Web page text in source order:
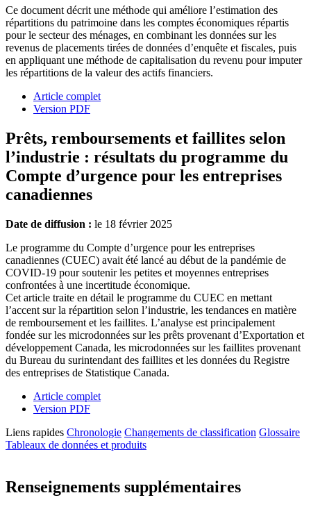
Ce document décrit une méthode qui améliore l’estimation des
répartitions du patrimoine dans les comptes économiques répartis
pour le secteur des ménages, en combinant les données sur les
revenus de placements tirées de données d’enquête et fiscales, puis
en appliquant une méthode de capitalisation du revenu pour imputer
les répartitions de la valeur des actifs financiers.
Article complet
Version PDF
Prêts, remboursements et faillites selon
l’industrie : résultats du programme du
Compte d’urgence pour les entreprises
canadiennes
Date de diffusion : le 18 février 2025
Le programme du Compte d’urgence pour les entreprises
canadiennes (CUEC) avait été lancé au début de la pandémie de
COVID-19 pour soutenir les petites et moyennes entreprises
confrontées à une incertitude économique.
Cet article traite en détail le programme du CUEC en mettant
l’accent sur la répartition selon l’industrie, les tendances en matière
de remboursement et les faillites. L’analyse est principalement
fondée sur les microdonnées sur les prêts provenant d’Exportation et
développement Canada, les microdonnées sur les faillites provenant
du Bureau du surintendant des faillites et les données du Registre
des entreprises de Statistique Canada.
Article complet
Version PDF
Liens rapides Chronologie Changements de classification Glossaire
Tableaux de données et produits
Renseignements supplémentaires